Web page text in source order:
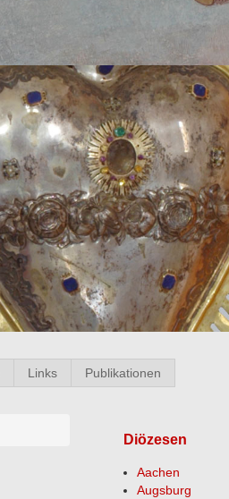
Links Publikationen
Diözesen
Aachen
Augsburg